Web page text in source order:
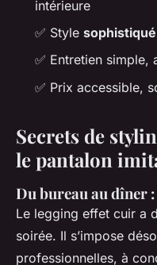
intérieure
✅ Style sophistiqué
✅ Entretien simple,
✅ Prix accessible,
Secrets de
le pantalon
Du bureau au dîner
Le legging effet cuir a
soirée. Il s’impose
professionnelles, à